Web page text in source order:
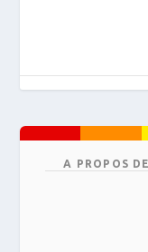
A PROPOS